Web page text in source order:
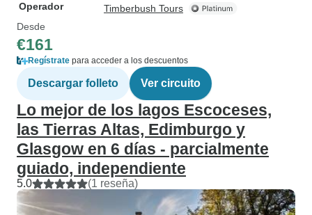
Operador
Timberbush Tours
Desde
€161
Regístrate para acceder a los descuentos
Descargar folleto Ver circuito
Lo mejor de los lagos Escoceses,
las Tierras Altas, Edimburgo y
Glasgow en 6 días - parcialmente
guiado, independiente
5.0 (1 reseña)